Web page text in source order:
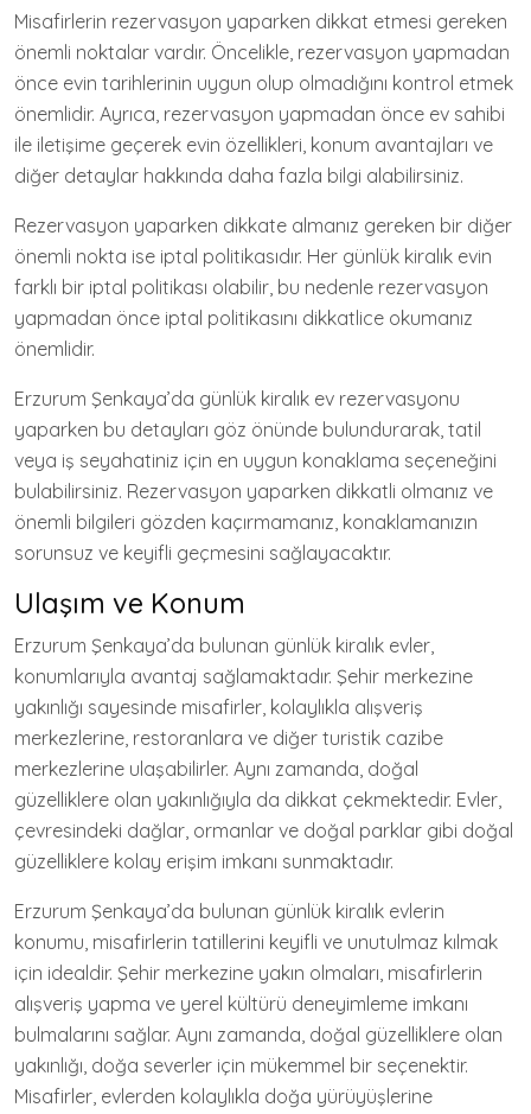
Misafirlerin rezervasyon yaparken dikkat etmesi gereken
önemli noktalar vardır. Öncelikle, rezervasyon yapmadan
önce evin tarihlerinin uygun olup olmadığını kontrol etmek
önemlidir. Ayrıca, rezervasyon yapmadan önce ev sahibi
ile iletişime geçerek evin özellikleri, konum avantajları ve
diğer detaylar hakkında daha fazla bilgi alabilirsiniz.
Rezervasyon yaparken dikkate almanız gereken bir diğer
önemli nokta ise iptal politikasıdır. Her günlük kiralık evin
farklı bir iptal politikası olabilir, bu nedenle rezervasyon
yapmadan önce iptal politikasını dikkatlice okumanız
önemlidir.
Erzurum Şenkaya’da günlük kiralık ev rezervasyonu
yaparken bu detayları göz önünde bulundurarak, tatil
veya iş seyahatiniz için en uygun konaklama seçeneğini
bulabilirsiniz. Rezervasyon yaparken dikkatli olmanız ve
önemli bilgileri gözden kaçırmamanız, konaklamanızın
sorunsuz ve keyifli geçmesini sağlayacaktır.
Ulaşım ve Konum
Erzurum Şenkaya’da bulunan günlük kiralık evler,
konumlarıyla avantaj sağlamaktadır. Şehir merkezine
yakınlığı sayesinde misafirler, kolaylıkla alışveriş
merkezlerine, restoranlara ve diğer turistik cazibe
merkezlerine ulaşabilirler. Aynı zamanda, doğal
güzelliklere olan yakınlığıyla da dikkat çekmektedir. Evler,
çevresindeki dağlar, ormanlar ve doğal parklar gibi doğal
güzelliklere kolay erişim imkanı sunmaktadır.
Erzurum Şenkaya’da bulunan günlük kiralık evlerin
konumu, misafirlerin tatillerini keyifli ve unutulmaz kılmak
için idealdir. Şehir merkezine yakın olmaları, misafirlerin
alışveriş yapma ve yerel kültürü deneyimleme imkanı
bulmalarını sağlar. Aynı zamanda, doğal güzelliklere olan
yakınlığı, doğa severler için mükemmel bir seçenektir.
Misafirler, evlerden kolaylıkla doğa yürüyüşlerine